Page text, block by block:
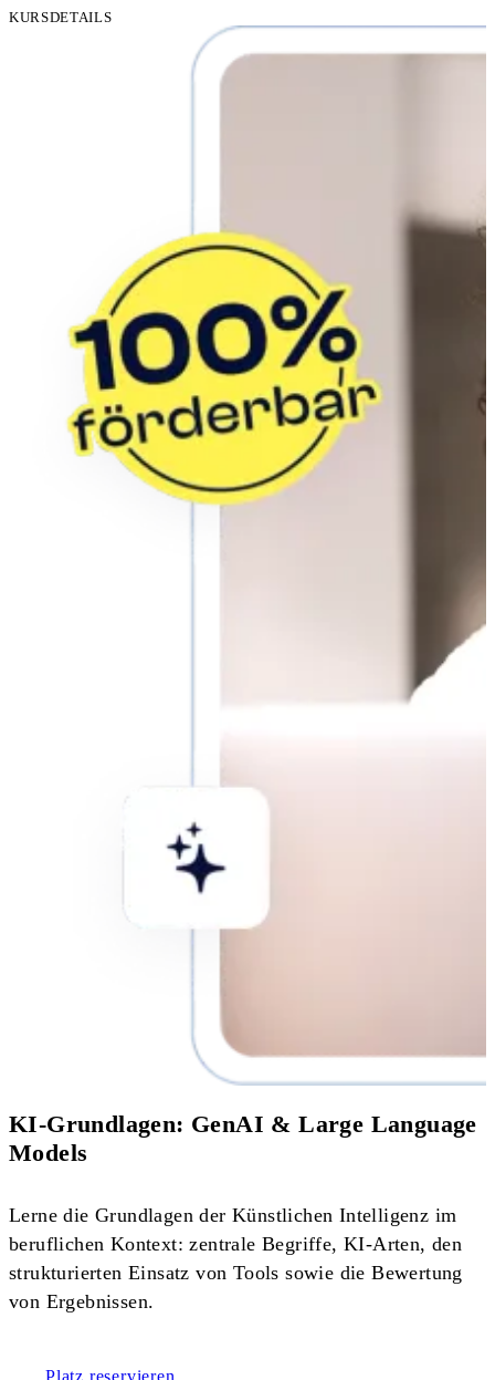
KURSDETAILS
KI-Grundlagen: GenAI & Large Language
Models
Lerne die Grundlagen der Künstlichen Intelligenz im
beruflichen Kontext: zentrale Begriffe, KI-Arten, den
strukturierten Einsatz von Tools sowie die Bewertung
von Ergebnissen.